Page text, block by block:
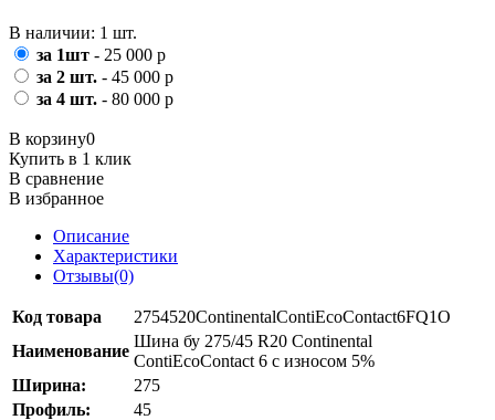
В наличии: 1 шт.
за 1шт - 25 000 р
за 2 шт. - 45 000 р
за 4 шт. - 80 000 р
В корзину0
Купить в 1 клик
В сравнение
В избранное
Описание
Характеристики
Отзывы(0)
Код товара
2754520ContinentalContiEcoContact6FQ1O
Наименование
Шина бу 275/45 R20 Continental
ContiEcoContact 6 с износом 5%
Ширина:
275
Профиль:
45